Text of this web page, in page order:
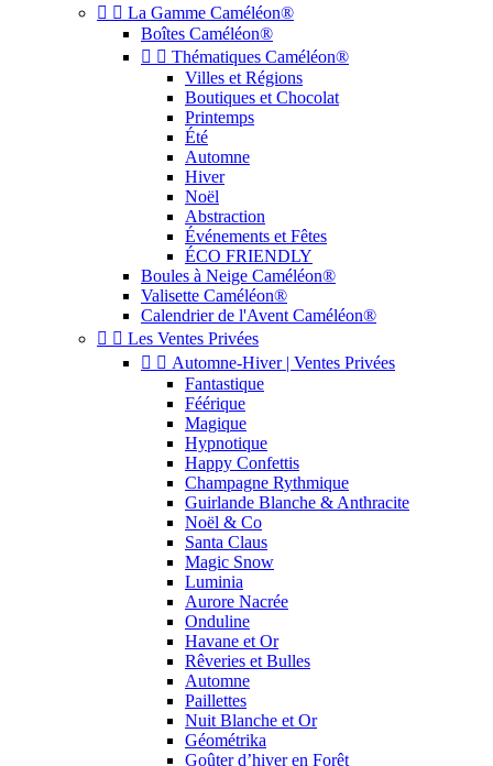
  La Gamme Caméléon®
Boîtes Caméléon®
  Thématiques Caméléon®
Villes et Régions
Boutiques et Chocolat
Printemps
Été
Automne
Hiver
Noël
Abstraction
Événements et Fêtes
ÉCO FRIENDLY
Boules à Neige Caméléon®
Valisette Caméléon®
Calendrier de l'Avent Caméléon®
  Les Ventes Privées
  Automne-Hiver | Ventes Privées
Fantastique
Féérique
Magique
Hypnotique
Happy Confettis
Champagne Rythmique
Guirlande Blanche & Anthracite
Noël & Co
Santa Claus
Magic Snow
Luminia
Aurore Nacrée
Onduline
Havane et Or
Rêveries et Bulles
Automne
Paillettes
Nuit Blanche et Or
Géométrika
Goûter d’hiver en Forêt